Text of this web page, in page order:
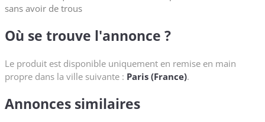
sans avoir de trous
Où se trouve l'annonce ?
Le produit est disponible uniquement en remise en main
propre dans la ville suivante : Paris (France).
Annonces similaires